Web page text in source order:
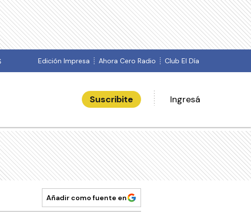
Edición Impresa Ahora Cero Radio Club El Día
Suscribite Ingresá
Añadir como fuente en